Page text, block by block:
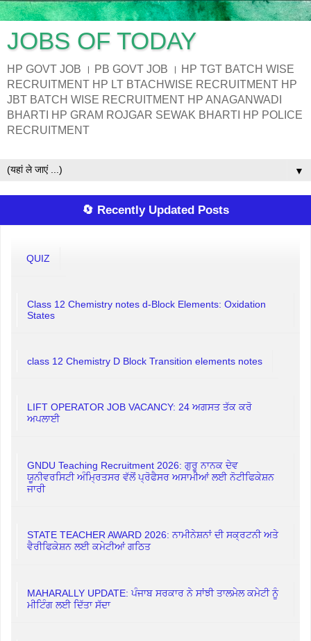
JOBS OF TODAY
HP GOVT JOB । PB GOVT JOB । HP TGT BATCH WISE
RECRUITMENT HP LT BTACHWISE RECRUITMENT HP
JBT BATCH WISE RECRUITMENT HP ANAGANWADI
BHARTI HP GRAM ROJGAR SEWAK BHARTI HP POLICE
RECRUITMENT
▼
🔄 Recently Updated Posts
QUIZ
Class 12 Chemistry notes d-Block Elements: Oxidation
States
class 12 Chemistry D Block Transition elements notes
LIFT OPERATOR JOB VACANCY: 24 ਅਗਸਤ ਤੱਕ ਕਰੋ
ਅਪਲਾਈ
GNDU Teaching Recruitment 2026: ਗੁਰੂ ਨਾਨਕ ਦੇਵ
ਯੂਨੀਵਰਸਿਟੀ ਅੰਮ੍ਰਿਤਸਰ ਵੱਲੋਂ ਪ੍ਰੋਫੈਸਰ ਅਸਾਮੀਆਂ ਲਈ ਨੋਟੀਫਿਕੇਸ਼ਨ
ਜਾਰੀ
STATE TEACHER AWARD 2026: ਨਾਮੀਨੇਸ਼ਨਾਂ ਦੀ ਸਕ੍ਰਟਨੀ ਅਤੇ
ਵੈਰੀਫਿਕੇਸ਼ਨ ਲਈ ਕਮੇਟੀਆਂ ਗਠਿਤ
MAHARALLY UPDATE: ਪੰਜਾਬ ਸਰਕਾਰ ਨੇ ਸਾਂਝੀ ਤਾਲਮੇਲ ਕਮੇਟੀ ਨੂੰ
ਮੀਟਿੰਗ ਲਈ ਦਿੱਤਾ ਸੱਦਾ